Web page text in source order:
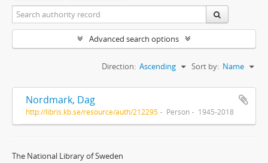
Advanced search options
Sort by: Name
Direction: Ascending
Nordmark, Dag
http://libris.kb.se/resource/auth/212295 Person 1945-2018
The National Library of Sweden